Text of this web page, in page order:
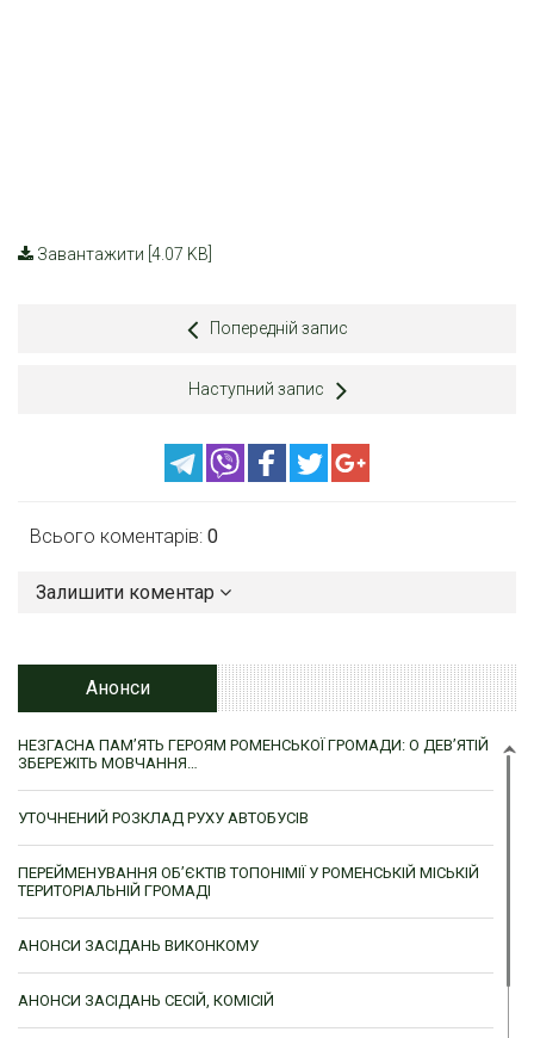
Завантажити [4.07 KB]
Попередній запис
Наступний запис
Всього коментарів: 0
Залишити коментар
Анонси
НЕЗГАСНА ПАМ’ЯТЬ ГЕРОЯМ РОМЕНСЬКОЇ ГРОМАДИ: О ДЕВ’ЯТІЙ
ЗБЕРЕЖІТЬ МОВЧАННЯ…
УТОЧНЕНИЙ РОЗКЛАД РУХУ АВТОБУСІВ
ПЕРЕЙМЕНУВАННЯ ОБ’ЄКТІВ ТОПОНІМІЇ У РОМЕНСЬКІЙ МІСЬКІЙ
ТЕРИТОРІАЛЬНІЙ ГРОМАДІ
АНОНСИ ЗАСІДАНЬ ВИКОНКОМУ
АНОНСИ ЗАСІДАНЬ СЕСІЙ, КОМІСІЙ